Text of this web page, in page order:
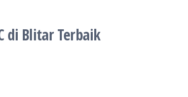
di Blitar Terbaik